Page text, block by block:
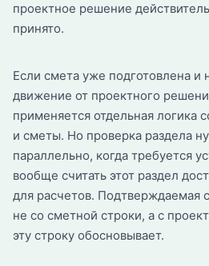
проектное решение
принято.
Если смета уже подготовлена и
движение от проектного
применяется отдельная логика
и сметы. Но проверка раздела
параллельно, когда требуется
вообще считать этот раздел
для расчетов. Подтверждаемая
не со сметной строки, а с
эту строку обосновывает.